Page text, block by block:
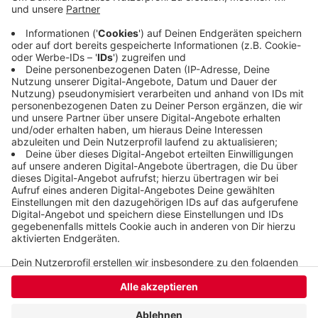
die Polizei konnte ihn aber kurz danach
festnehmen. Der 28-jährige ist schon einschlägig
bekannt und sitzt inzwischen in
Untersuchungshaft.
Veröffentlicht:Donnerstag, 17.12.2020 10:03
Anzeige
Anzeige